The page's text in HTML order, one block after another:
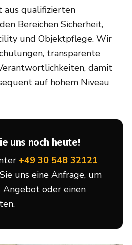
aus qualifizierten
Bereichen Sicherheit,
und Objektpflege. Wir
transparente
damit
auf hohem Niveau
uns noch heute!
+49 30 548 32121
uns eine Anfrage, um
Angebot oder einen